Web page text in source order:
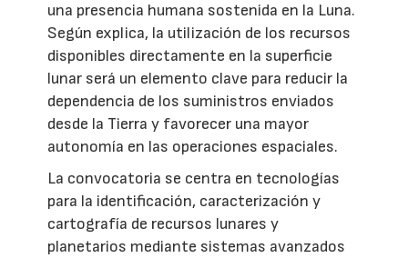
una presencia humana sostenida en la Luna.
Según explica, la utilización de los recursos
disponibles directamente en la superficie
lunar será un elemento clave para reducir la
dependencia de los suministros enviados
desde la Tierra y favorecer una mayor
autonomía en las operaciones espaciales.
La convocatoria se centra en tecnologías
para la identificación, caracterización y
cartografía de recursos lunares y
planetarios mediante sistemas avanzados